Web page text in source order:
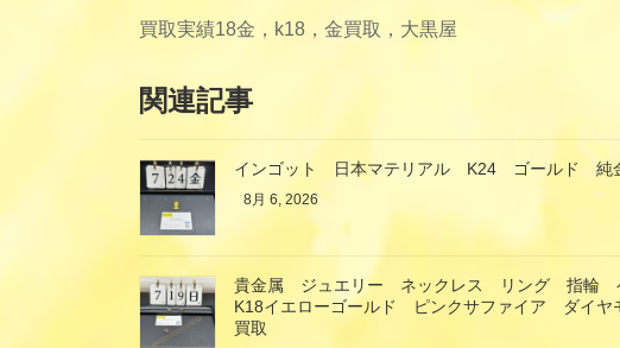
買取実績18金，k18，金買取，大黒屋
関連記事
インゴット 日本マテリアル K24 ゴールド
8月 6, 2026
貴金属 ジュエリー ネックレス リング 指輪
K18イエローゴールド ピンクサファイア ダイ
買取